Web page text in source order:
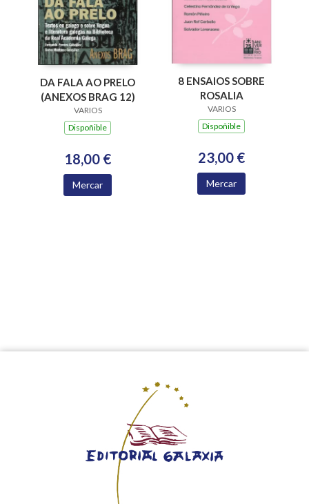
DA FALA AO PRELO
(ANEXOS BRAG 12)
VARIOS
Dispoñible
18,00 €
Mercar
8 ENSAIOS SOBRE
ROSALIA
VARIOS
Dispoñible
23,00 €
Mercar